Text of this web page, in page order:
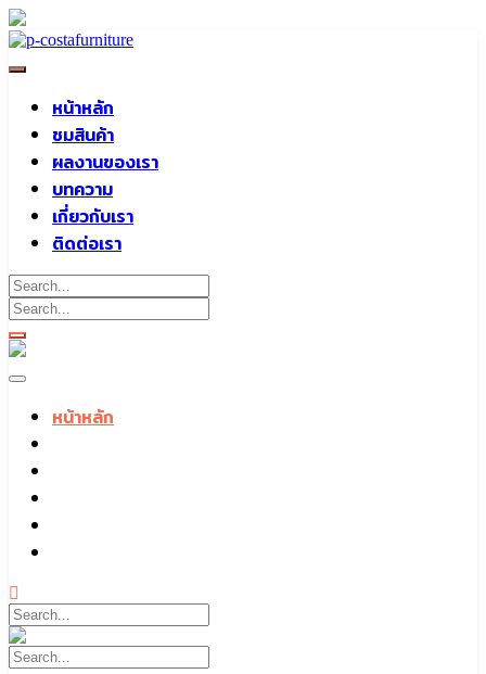
Skip
content
หน้าหลัก
ชมสินค้า
ผลงานของเรา
บทความ
เกี่ยวกับเรา
ติดต่อเรา
หน้าหลัก